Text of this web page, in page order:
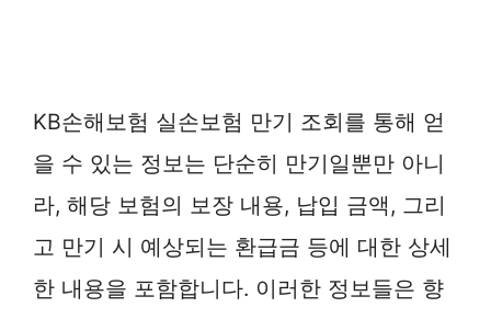
KB손해보험 실손보험 만기 조회를 통해 얻
을 수 있는 정보는 단순히 만기일뿐만 아니
라, 해당 보험의 보장 내용, 납입 금액, 그리
고 만기 시 예상되는 환급금 등에 대한 상세
한 내용을 포함합니다. 이러한 정보들은 향